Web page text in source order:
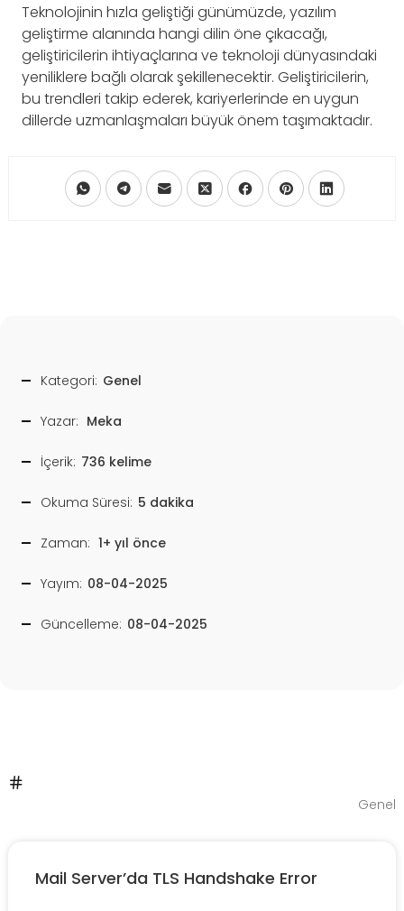
Teknolojinin hızla geliştiği günümüzde, yazılım
geliştirme alanında hangi dilin öne çıkacağı,
geliştiricilerin ihtiyaçlarına ve teknoloji dünyasındaki
yeniliklere bağlı olarak şekillenecektir. Geliştiricilerin,
bu trendleri takip ederek, kariyerlerinde en uygun
dillerde uzmanlaşmaları büyük önem taşımaktadır.
Kategori: Genel
Yazar: Meka
İçerik: 736 kelime
Okuma Süresi: 5 dakika
Zaman: 1+ yıl önce
Yayım: 08-04-2025
Güncelleme: 08-04-2025
Genel
Mail Server’da TLS Handshake Error